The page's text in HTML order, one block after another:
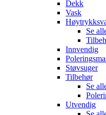
Dekk
Vask
Se
Innvendig
Støvsuger
Tilbehør
Se
Utvendig